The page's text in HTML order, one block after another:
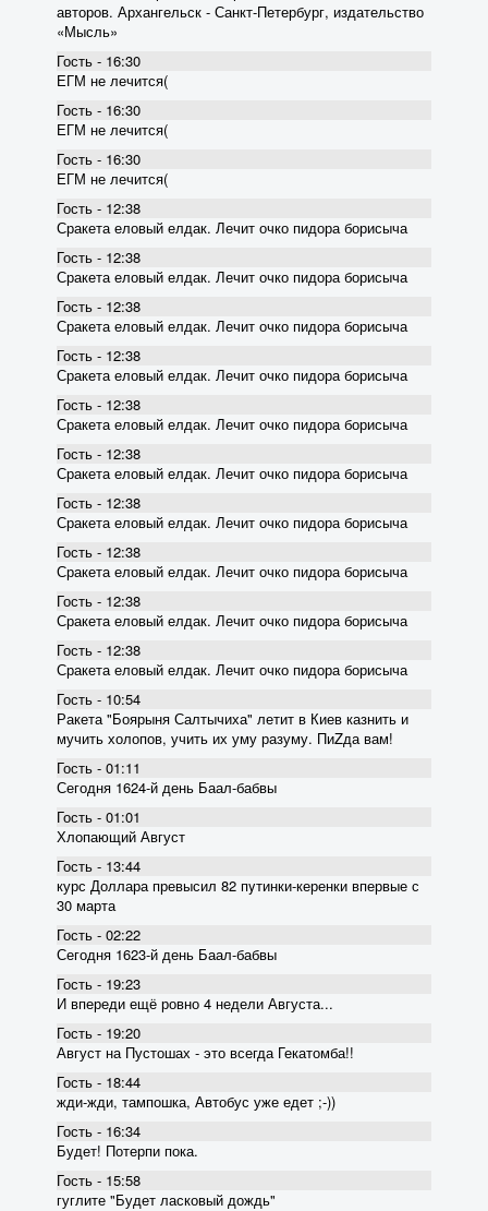
авторов. Архангельск - Санкт-Петербург, издательство
«Мысль»
Гость - 16:30
ЕГМ не лечится(
Гость - 16:30
ЕГМ не лечится(
Гость - 16:30
ЕГМ не лечится(
Гость - 12:38
Сракета еловый елдак. Лечит очко пидора борисыча
Гость - 12:38
Сракета еловый елдак. Лечит очко пидора борисыча
Гость - 12:38
Сракета еловый елдак. Лечит очко пидора борисыча
Гость - 12:38
Сракета еловый елдак. Лечит очко пидора борисыча
Гость - 12:38
Сракета еловый елдак. Лечит очко пидора борисыча
Гость - 12:38
Сракета еловый елдак. Лечит очко пидора борисыча
Гость - 12:38
Сракета еловый елдак. Лечит очко пидора борисыча
Гость - 12:38
Сракета еловый елдак. Лечит очко пидора борисыча
Гость - 12:38
Сракета еловый елдак. Лечит очко пидора борисыча
Гость - 12:38
Сракета еловый елдак. Лечит очко пидора борисыча
Гость - 10:54
Ракета "Боярыня Салтычиха" летит в Киев казнить и
мучить холопов, учить их уму разуму. ПиZда вам!
Гость - 01:11
Сегодня 1624-й день Баал-бабвы
Гость - 01:01
Хлопающий Август
Гость - 13:44
курс Доллара превысил 82 пyтинки-керенки впервые с
30 марта
Гость - 02:22
Сегодня 1623-й день Баал-бабвы
Гость - 19:23
И впереди ещё ровно 4 недели Августа...
Гость - 19:20
Август на Пустошах - это всегда Гекатомба!!
Гость - 18:44
жди-жди, тампошка, Автобус уже едет ;-))
Гость - 16:34
Будет! Потерпи пока.
Гость - 15:58
гуглите "Будет ласковый дождь"